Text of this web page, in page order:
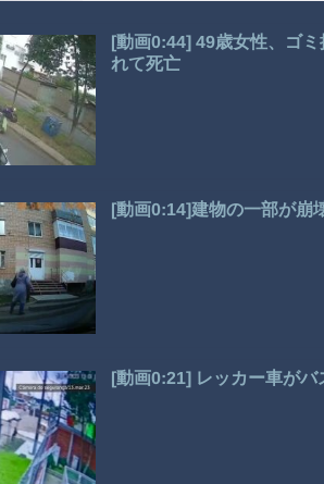
[動画0:44] 49歳女性、ゴ
れて死亡
[動画0:14]建物の一部が崩
[動画0:21] レッカー車が